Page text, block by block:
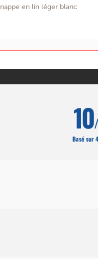
nappe en lin léger blanc
10
Basé sur